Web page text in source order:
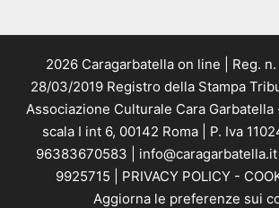
2026 Caragarbatella on line | Reg.
28/03/2019 Registro della Stampa
Associazione Culturale Cara
scala I int 6, 00142 Roma | P. Iva
96383670583 |
9925715 |
PRIVACY POLICY -
Aggiorna le preferenze sui